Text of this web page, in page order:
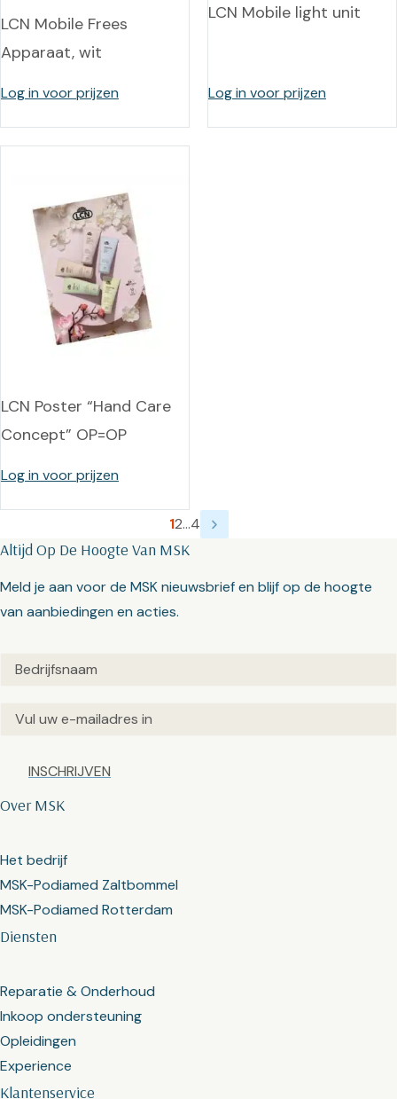
LCN Mobile Frees
Apparaat, wit
Log in voor prijzen
LCN Mobile light unit
Log in voor prijzen
LCN Poster “Hand Care
Concept” OP=OP
Log in voor prijzen
12…4
Klantenservice
Diensten
Reparatie & Onderhoud
Inkoop ondersteuning
Opleidingen
Experience
Over MSK
Het bedrijf
MSK-Podiamed Zaltbommel
MSK-Podiamed Rotterdam
Altijd Op De Hoogte Van MSK
Meld je aan voor de MSK nieuwsbrief en blijf op de hoogte
van aanbiedingen en acties.
Untitled(Vereist)
Email(Vereist)
Captcha